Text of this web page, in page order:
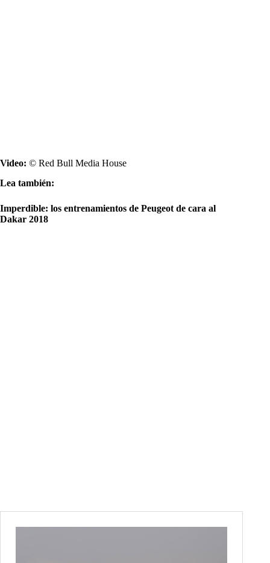
Video: © Red Bull Media House
Lea también:
Imperdible: los entrenamientos de Peugeot de cara al
Dakar 2018